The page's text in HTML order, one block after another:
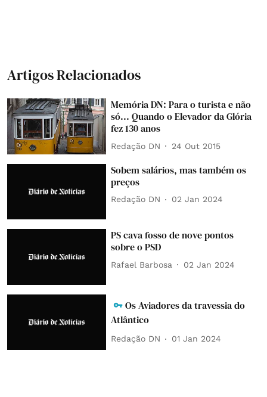
Artigos Relacionados
Memória DN: Para o turista e não
só... Quando o Elevador da Glória
fez 130 anos
Redação DN 24 Out 2015
Sobem salários, mas também os
preços
Redação DN 02 Jan 2024
PS cava fosso de nove pontos
sobre o PSD
Rafael Barbosa 02 Jan 2024
Os Aviadores da travessia do
Atlântico
Redação DN 01 Jan 2024